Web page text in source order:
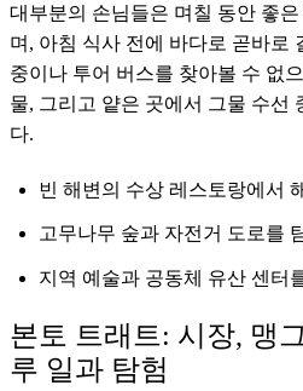
대부분의 손님들은 며칠 동안 좋
며, 아침 식사 전에 바다로 곧바로
중이나 투어 버스를 찾아볼 수 없
물, 그리고 얕은 곳에서 그물 수선
다.
빈 해변의 수상 레스토랑에서
고무나무 숲과 자전거 도로를
지역 예술과 공동체 유산 센터
본토 트래트: 시장, 맹
루 일과 탐험